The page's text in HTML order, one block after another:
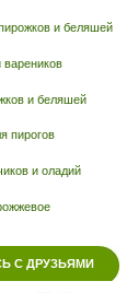
и беляшей
вареников
и беляшей
пирогов
и оладий
С ДРУЗЬЯМИ